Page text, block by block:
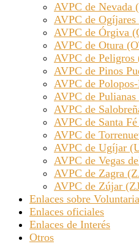
AVPC de Nevada
AVPC de
AVPC de Órgiva
AVPC de Otura
AVPC de Peligros
AVPC de Pinos
AVPC de
AVPC de Pulianas
AVPC de
AVPC de Santa
AVPC de
AVPC de Ugíjar
AVPC de Vegas
AVPC de Zagra
AVPC de Zújar
Enlaces sobre
Enlaces oficiales
Enlaces de Interés
Otros